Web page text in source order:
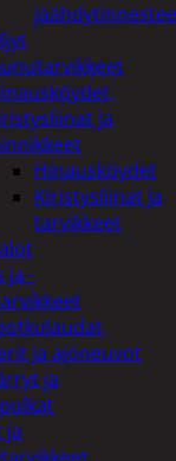
ja
Hinausköydet
Kiristysliinat ja
tarvikkeet
ja -
ja ajoneuvot
ja
ja